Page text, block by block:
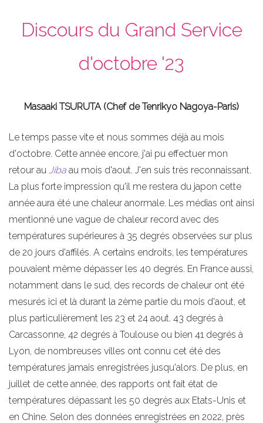
Discours du Grand Service
d'octobre '23
Masaaki TSURUTA (Chef de Tenrikyo Nagoya-Paris)
Le temps passe vite et nous sommes déjà au mois
d'octobre. Cette année encore, j'ai pu effectuer mon
retour au Jiba au mois d'aout. J'en suis très reconnaissant.
La plus forte impression qu'il me restera du japon cette
année aura été une chaleur anormale. Les médias ont ainsi
mentionné une vague de chaleur record avec des
températures supérieures à 35 degrés observées sur plus
de 20 jours d'affilés. A certains endroits, les températures
pouvaient même dépasser les 40 degrés. En France aussi,
notamment dans le sud, des records de chaleur ont été
mesurés ici et là durant la 2ème partie du mois d'aout, et
plus particulièrement les 23 et 24 aout. 43 degrés à
Carcassonne, 42 degrés à Toulouse ou bien 41 degrés à
Lyon, de nombreuses villes ont connu cet été des
températures jamais enregistrées jusqu'alors. De plus, en
juillet de cette année, des rapports ont fait état de
températures dépassant les 50 degrés aux Etats-Unis et
en Chine. Selon des données enregistrées en 2022, près